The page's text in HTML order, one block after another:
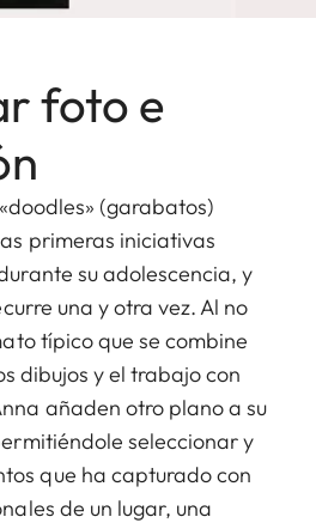
foto e
(garabatos)
primeras iniciativas
su adolescencia, y
una y otra vez. Al no
típico que se combine
dibujos y el trabajo con
añaden otro plano a su
seleccionar y
que ha capturado con
de un lugar, una